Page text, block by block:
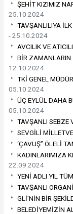
ŞEHİT KIZIMIZ
25.10.2024
TAVŞANLILIYA
-25.10.2024
AVCILIK VE
BİR ZAMANLARIN
12.10.2024
TKİ GENEL
05.10.2024
ÜÇ EYLÜL DAHA
05.10.2024
TAVŞANLI SEBZE
SEVGİLİ
‘ÇAVUŞ” ÖLELİ
KADINLARIMIZA
22.09.2024
YENİ ADLI YIL
TAVŞANLI
GLİ’NİN BİR
BELEDİYEMİZİN